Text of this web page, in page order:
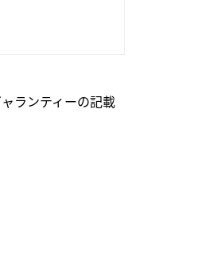
ランティーの記載